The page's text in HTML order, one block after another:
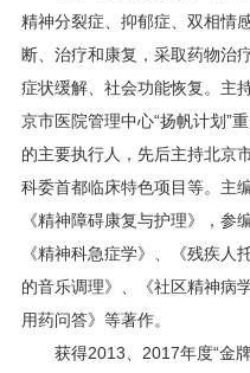
精神分裂症、抑郁症、双相情
断、治疗和康复，采取药物治
症状缓解、社会功能恢复。主
京市医院管理中心“扬帆计划”
的主要执行人，先后主持北京
科委首都临床特色项目等。主
《精神障碍康复与护理》，参
《精神科急症学》、《残疾人
的音乐调理》、《社区精神病
用药问答》等著作。
获得2013、2017年度“金牌